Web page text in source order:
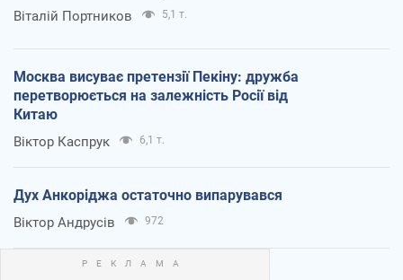
Віталій Портников 5,1 т.
Москва висуває претензії Пекіну: дружба
перетворюється на залежність Росії від
Китаю
Віктор Каспрук 6,1 т.
Дух Анкоріджа остаточно випарувався
Віктор Андрусів 972